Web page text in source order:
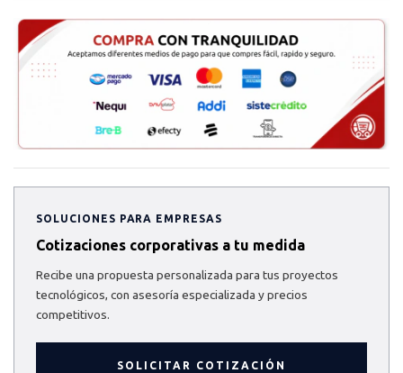
SOLUCIONES PARA EMPRESAS
Cotizaciones corporativas a tu medida
Recibe una propuesta personalizada para tus proyectos
tecnológicos, con asesoría especializada y precios
competitivos.
SOLICITAR COTIZACIÓN